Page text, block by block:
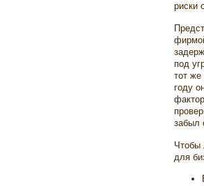
риски
под
тот же
году
забыл
Чтобы
для